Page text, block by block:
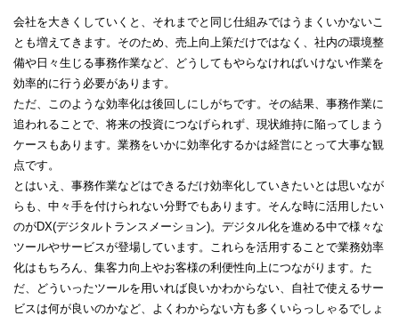
会社を大きくしていくと、それまでと同じ仕組みではうまくいかないこ
とも増えてきます。そのため、売上向上策だけではなく、社内の環境整
備や日々生じる事務作業など、どうしてもやらなければいけない作業を
効率的に行う必要があります。
ただ、このような効率化は後回しにしがちです。その結果、事務作業に
追われることで、将来の投資につなげられず、現状維持に陥ってしまう
ケースもあります。業務をいかに効率化するかは経営にとって大事な観
点です。
とはいえ、事務作業などはできるだけ効率化していきたいとは思いなが
らも、中々手を付けられない分野でもあります。そんな時に活用したい
のがDX(デジタルトランスメーション)。デジタル化を進める中で様々な
ツールやサービスが登場しています。これらを活用することで業務効率
化はもちろん、集客力向上やお客様の利便性向上につながります。た
だ、どういったツールを用いれば良いかわからない、自社で使えるサー
ビスは何が良いのかなど、よくわからない方も多くいらっしゃるでしょ